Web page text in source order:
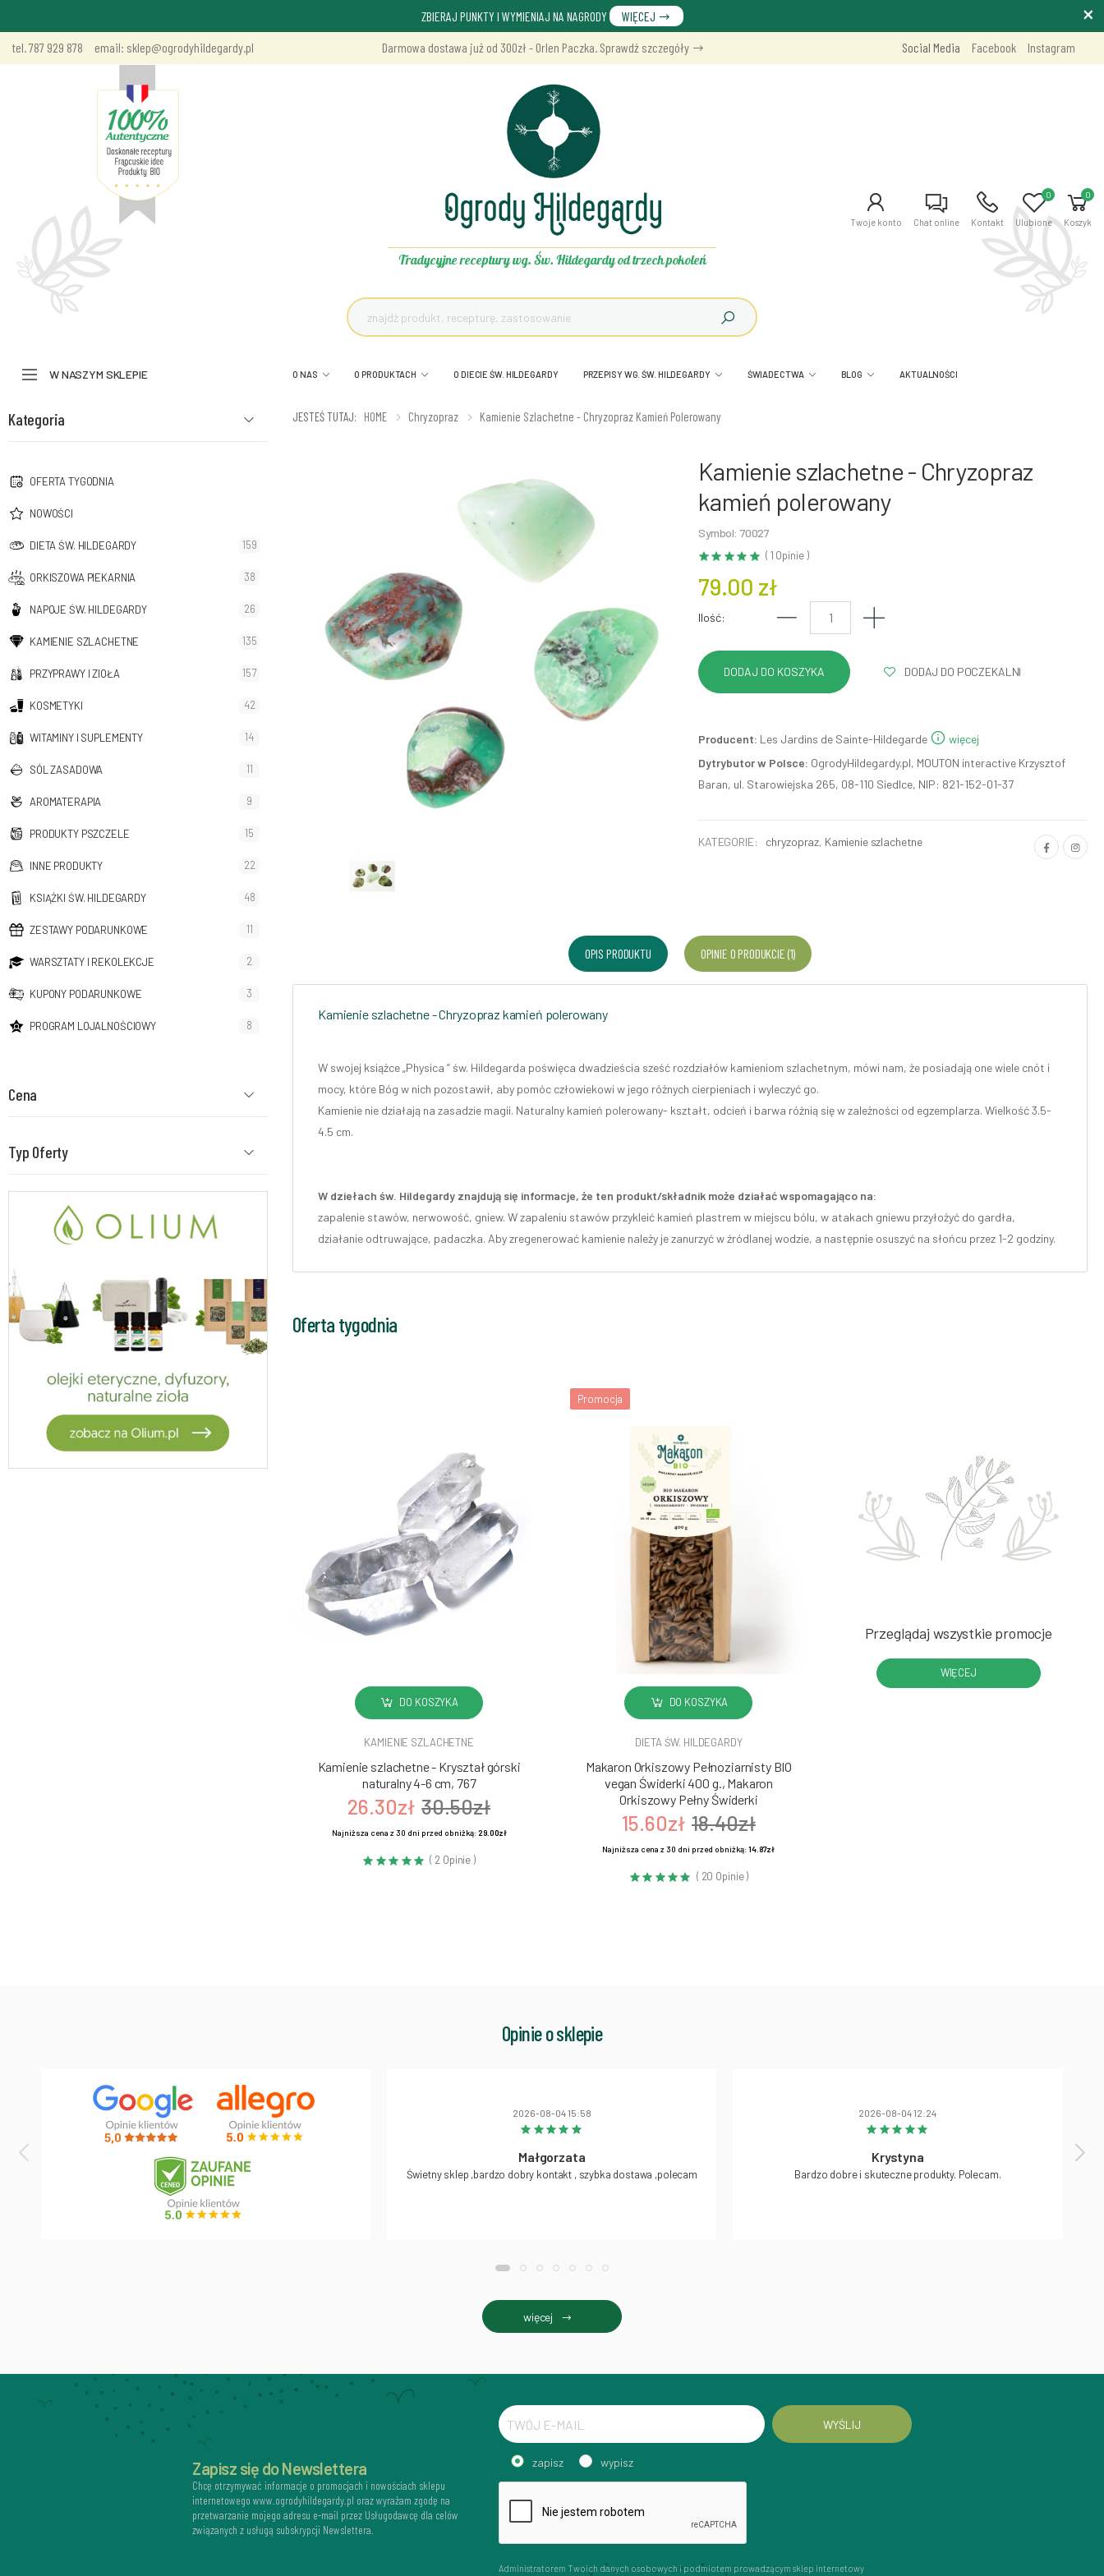
ZBIERAJ PUNKTY I WYMIENIAJ NA NAGRODY
WIĘCEJ
tel. 787 929 878
email: sklep@ogrodyhildegardy.pl Darmowa dostawa już od 300zł - Orlen Paczka. Sprawdź szczegóły Social Media Facebook Instagram
Tradycyjne receptury wg. Św. Hildegardy od trzech pokoleń
Twoje konto Chat online Kontakt Ulubione
0 0
Koszyk
W NASZYM SKLEPIE O NAS O PRODUKTACH O DIECIE ŚW. HILDEGARDY PRZEPISY WG. ŚW. HILDEGARDY ŚWIADECTWA BLOG AKTUALNOŚCI
Kategoria
OFERTA TYGODNIA
NOWOŚCI
DIETA ŚW. HILDEGARDY 159
ORKISZOWA PIEKARNIA 38
NAPOJE ŚW. HILDEGARDY 26
KAMIENIE SZLACHETNE 135
PRZYPRAWY I ZIOŁA 157
KOSMETYKI 42
WITAMINY I SUPLEMENTY 14
SÓL ZASADOWA 11
AROMATERAPIA 9
PRODUKTY PSZCZELE 15
INNE PRODUKTY 22
KSIĄŻKI ŚW. HILDEGARDY 48
ZESTAWY PODARUNKOWE 11
WARSZTATY I REKOLEKCJE 2
KUPONY PODARUNKOWE 3
PROGRAM LOJALNOŚCIOWY 8
Cena
Typ Oferty
JESTEŚ TUTAJ: HOME Chryzopraz Kamienie Szlachetne - Chryzopraz Kamień Polerowany
Kamienie szlachetne - Chryzopraz
kamień polerowany
Symbol: 70027
( 1 Opinie )
79.00 zł
Ilość:
DODAJ DO POCZEKALNI
Producent: Les Jardins de Sainte-Hildegarde
więcej
Dytrybutor w Polsce: OgrodyHildegardy.pl, MOUTON interactive Krzysztof
Baran, ul. Starowiejska 265, 08-110 Siedlce, NIP: 821-152-01-37
KATEGORIE: chryzopraz, Kamienie szlachetne
OPIS PRODUKTU OPINIE O PRODUKCIE (1)
Kamienie szlachetne - Chryzopraz kamień polerowany
W swojej książce „Physica ” św. Hildegarda poświęca dwadzieścia sześć rozdziałów kamieniom szlachetnym, mówi nam, że posiadają one wiele cnót i
mocy, które Bóg w nich pozostawił, aby pomóc człowiekowi w jego różnych cierpieniach i wyleczyć go.
Kamienie nie działają na zasadzie magii. Naturalny kamień polerowany- kształt, odcień i barwa różnią się w zależności od egzemplarza. Wielkość 3.5-
4.5 cm.
W dziełach św. Hildegardy znajdują się informacje, że ten produkt/składnik może działać wspomagająco na:
zapalenie stawów, nerwowość, gniew. W zapaleniu stawów przykleić kamień plastrem w miejscu bólu, w atakach gniewu przyłożyć do gardła,
działanie odtruwające, padaczka. Aby zregenerować kamienie należy je zanurzyć w źródlanej wodzie, a następnie osuszyć na słońcu przez 1-2 godziny.
Oferta tygodnia
DO KOSZYKA
KAMIENIE SZLACHETNE
Kamienie szlachetne - Kryształ górski
naturalny 4-6 cm, 767
26.30zł 30.50zł
Najniższa cena z 30 dni przed obniżką:29.00zł
( 2 Opinie )
Promocja
DO KOSZYKA
DIETA ŚW. HILDEGARDY
Makaron Orkiszowy Pełnoziarnisty BIO
vegan Świderki 400 g., Makaron
Orkiszowy Pełny Świderki
15.60zł 18.40zł
Najniższa cena z 30 dni przed obniżką:14.87zł
( 20 Opinie )
Przeglądaj wszystkie promocje
WIĘCEJ
Opinie o sklepie
2026-08-04 15:58
Małgorzata
Świetny sklep ,bardzo dobry kontakt , szybka dostawa ,polecam
2026-08-04 12:24
Krystyna
Bardzo dobre i skuteczne produkty. Polecam.
więcej
Zapisz się do Newslettera
Chcę otrzymywać informacje o promocjach i nowościach sklepu
internetowego www.ogrodyhildegardy.pl oraz wyrażam zgodę na
przetwarzanie mojego adresu e-mail przez Usługodawcę dla celów
związanych z usługą subskrypcji Newslettera.
WYŚLIJ
zapisz wypisz
Administratorem Twoich danych osobowych i podmiotem prowadzącym sklep internetowy